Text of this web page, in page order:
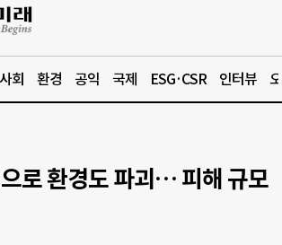
사회 환경 공익 국제 ESG·CSR 인터뷰
로 환경도 파괴… 피해 규모